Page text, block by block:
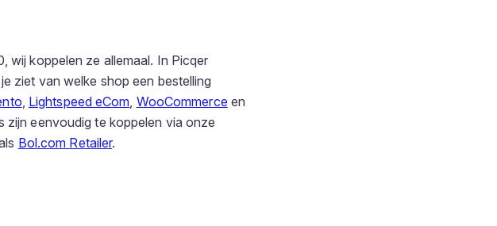
wij koppelen ze allemaal. In Picqer
ziet van welke shop een bestelling
, Lightspeed eCom, WooCommerce en
zijn eenvoudig te koppelen via onze
Bol.com Retailer.